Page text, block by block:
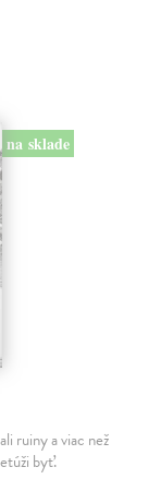
na sklade
ruiny a viac než
byť.